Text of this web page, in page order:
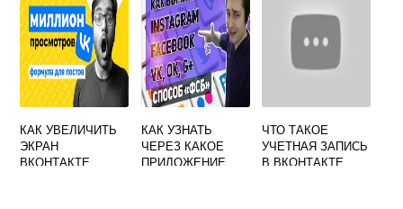
КАК УВЕЛИЧИТЬ
ЭКРАН
ВКОНТАКТЕ
КАК УЗНАТЬ
ЧЕРЕЗ КАКОЕ
ПРИЛОЖЕНИЕ
ЧТО ТАКОЕ
УЧЕТНАЯ ЗАПИСЬ
В ВКОНТАКТЕ